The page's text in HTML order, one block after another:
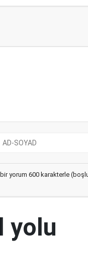
yorum 600 karakterle
yolu